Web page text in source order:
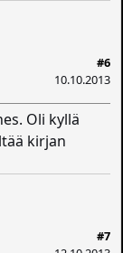
#6
10.10.2013
Oli kyllä
kirjan
#7